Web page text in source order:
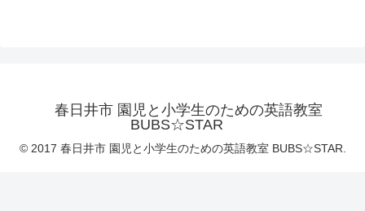
春日井市 園児と小学生のための英語教室
BUBS☆STAR
© 2017 春日井市 園児と小学生のための英語教室 BUBS☆STAR.